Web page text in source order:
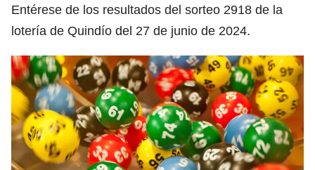
Entérese de los resultados del sorteo 2918 de la
lotería de Quindío del 27 de junio de 2024.